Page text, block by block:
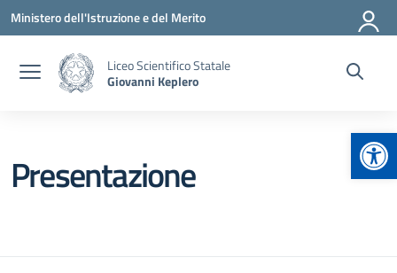
Vai ai contenuti
Vai al menu di navigazione
Vai al footer
Ministero dell'Istruzione e del Merito
Liceo Scientifico Statale
Giovanni Keplero
Presentazione